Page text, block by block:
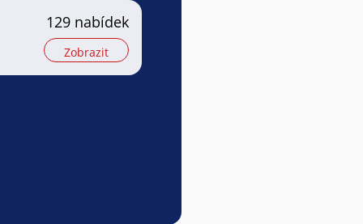
129 nabídek
Zobrazit